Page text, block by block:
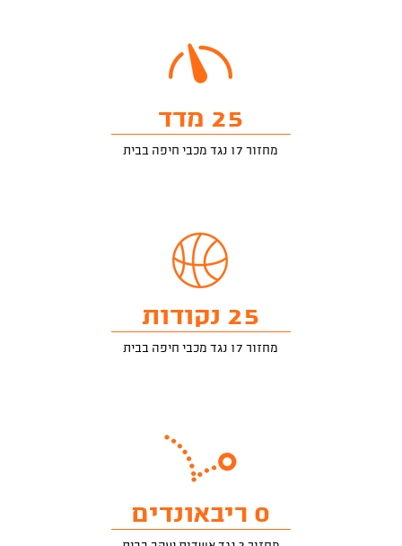
25 מדד
מחזור 17 נגד מכבי חיפה בבית
25 נקודות
מחזור 17 נגד מכבי חיפה בבית
0 ריבאונדים